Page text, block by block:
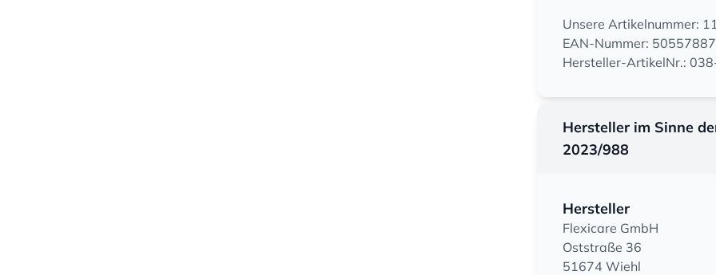
Unsere Artikelnummer:
EAN-Nummer:
Hersteller-ArtikelNr.:
Hersteller im Sinne
2023/988
Hersteller
Flexicare GmbH
Oststraße 36
51674 Wiehl